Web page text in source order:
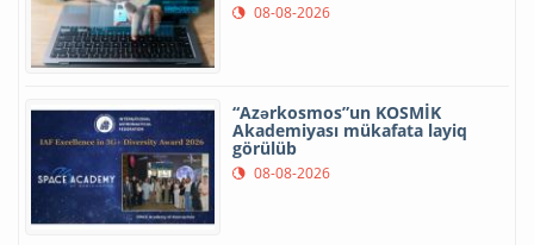
08-08-2026
“Azərkosmos”un KOSMİK
Akademiyası mükafata layiq
görülüb
08-08-2026